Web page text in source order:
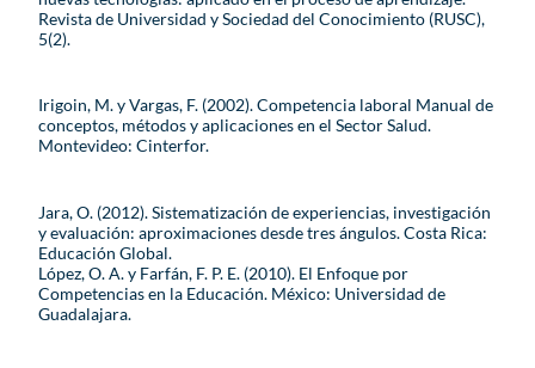
Revista de Universidad y Sociedad del Conocimiento (RUSC),
5(2).
Irigoin, M. y Vargas, F. (2002). Competencia laboral Manual de
conceptos, métodos y aplicaciones en el Sector Salud.
Montevideo: Cinterfor.
Jara, O. (2012). Sistematización de experiencias, investigación
y evaluación: aproximaciones desde tres ángulos. Costa Rica:
Educación Global.
López, O. A. y Farfán, F. P. E. (2010). El Enfoque por
Competencias en la Educación. México: Universidad de
Guadalajara.